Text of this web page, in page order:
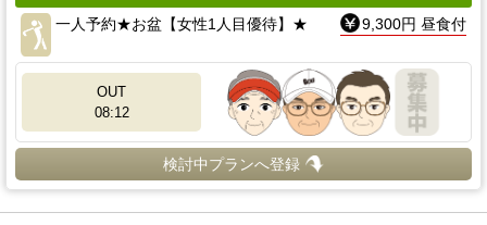
一人予約★お盆【女性1人目優待】★
9,300円 昼食付
OUT
08:12
検討中プランへ登録